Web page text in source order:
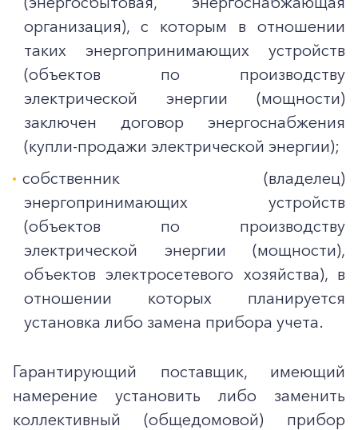
организация), с которым в отношении
таких энергопринимающих устройств
(объектов по производству
электрической энергии (мощности)
заключен договор энергоснабжения
(купли-продажи электрической энергии);
собственник (владелец)
энергопринимающих устройств
(объектов по производству
электрической энергии (мощности),
объектов электросетевого хозяйства), в
отношении которых планируется
установка либо замена прибора учета.
Гарантирующий поставщик, имеющий
намерение установить либо заменить
коллективный (общедомовой) прибор